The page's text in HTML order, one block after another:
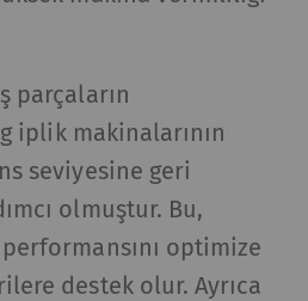
parçaların
iplik makinalarının
seviyesine geri
olmuştur. Bu,
optimize
destek olur. Ayrıca
Burada amaç, her
ilgi çekici reklamlar
için daha değerlidir.
Süre
kimlik
Web sitesinde
2 yıl HTTP